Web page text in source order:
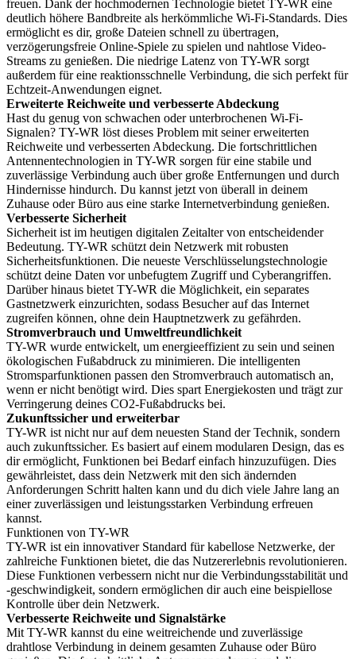
freuen. Dank der hochmodernen Technologie bietet TY-WR eine
deutlich höhere Bandbreite als herkömmliche Wi-Fi-Standards. Dies
ermöglicht es dir, große Dateien schnell zu übertragen,
verzögerungsfreie Online-Spiele zu spielen und nahtlose Video-
Streams zu genießen. Die niedrige Latenz von TY-WR sorgt
außerdem für eine reaktionsschnelle Verbindung, die sich perfekt für
Echtzeit-Anwendungen eignet.
Erweiterte Reichweite und verbesserte Abdeckung
Hast du genug von schwachen oder unterbrochenen Wi-Fi-
Signalen? TY-WR löst dieses Problem mit seiner erweiterten
Reichweite und verbesserten Abdeckung. Die fortschrittlichen
Antennentechnologien in TY-WR sorgen für eine stabile und
zuverlässige Verbindung auch über große Entfernungen und durch
Hindernisse hindurch. Du kannst jetzt von überall in deinem
Zuhause oder Büro aus eine starke Internetverbindung genießen.
Verbesserte Sicherheit
Sicherheit ist im heutigen digitalen Zeitalter von entscheidender
Bedeutung. TY-WR schützt dein Netzwerk mit robusten
Sicherheitsfunktionen. Die neueste Verschlüsselungstechnologie
schützt deine Daten vor unbefugtem Zugriff und Cyberangriffen.
Darüber hinaus bietet TY-WR die Möglichkeit, ein separates
Gastnetzwerk einzurichten, sodass Besucher auf das Internet
zugreifen können, ohne dein Hauptnetzwerk zu gefährden.
Stromverbrauch und Umweltfreundlichkeit
TY-WR wurde entwickelt, um energieeffizient zu sein und seinen
ökologischen Fußabdruck zu minimieren. Die intelligenten
Stromsparfunktionen passen den Stromverbrauch automatisch an,
wenn er nicht benötigt wird. Dies spart Energiekosten und trägt zur
Verringerung deines CO2-Fußabdrucks bei.
Zukunftssicher und erweiterbar
TY-WR ist nicht nur auf dem neuesten Stand der Technik, sondern
auch zukunftssicher. Es basiert auf einem modularen Design, das es
dir ermöglicht, Funktionen bei Bedarf einfach hinzuzufügen. Dies
gewährleistet, dass dein Netzwerk mit den sich ändernden
Anforderungen Schritt halten kann und du dich viele Jahre lang an
einer zuverlässigen und leistungsstarken Verbindung erfreuen
kannst.
Funktionen von TY-WR
TY-WR ist ein innovativer Standard für kabellose Netzwerke, der
zahlreiche Funktionen bietet, die das Nutzererlebnis revolutionieren.
Diese Funktionen verbessern nicht nur die Verbindungsstabilität und
-geschwindigkeit, sondern ermöglichen dir auch eine beispiellose
Kontrolle über dein Netzwerk.
Verbesserte Reichweite und Signalstärke
Mit TY-WR kannst du eine weitreichende und zuverlässige
drahtlose Verbindung in deinem gesamten Zuhause oder Büro